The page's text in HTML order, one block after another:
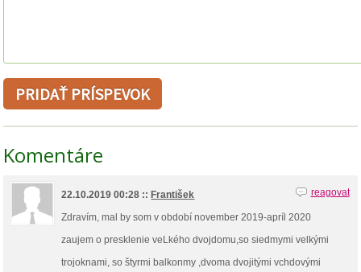
Komentáre
22.10.2019 00:28 :: František
Zdravím, mal by som v období november 2019-apríl 2020
zaujem o presklenie veLkého dvojdomu,so siedmymi velkými
trojoknami, so štyrmi balkonmy ,dvoma dvojitými vchdovými
reagovat